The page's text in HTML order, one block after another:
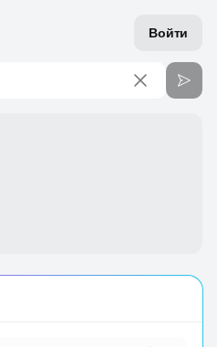
Войти